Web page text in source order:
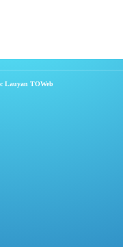
Lauyan TOWeb